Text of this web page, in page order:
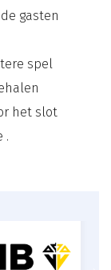
gasten
spel
het slot
.